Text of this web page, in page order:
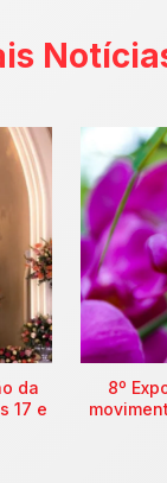
da
17 e
8º